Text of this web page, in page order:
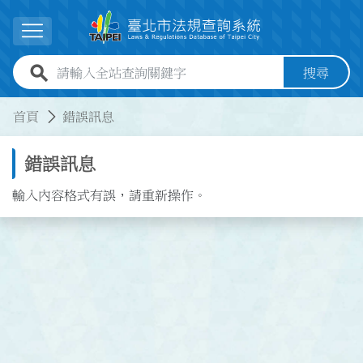
展開選單
全站查詢關鍵字欄位 搜尋
首頁 錯誤訊息
錯誤訊息
輸入內容格式有誤，請重新操作。